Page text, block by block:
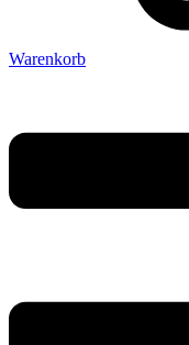
Warenkorb